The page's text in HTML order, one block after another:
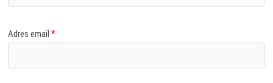
Adres email*